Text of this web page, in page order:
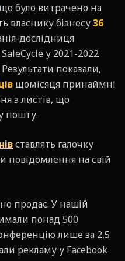
було витрачено на
власнику бізнесу36
дослідниця
у 2021-2022
показали,
щомісяця принаймні
з листів, що
пошту.
ставлять галочку
повідомлення на свій
продає. У нашій
понад 500
лише за 2,5
рекламу у Facebook